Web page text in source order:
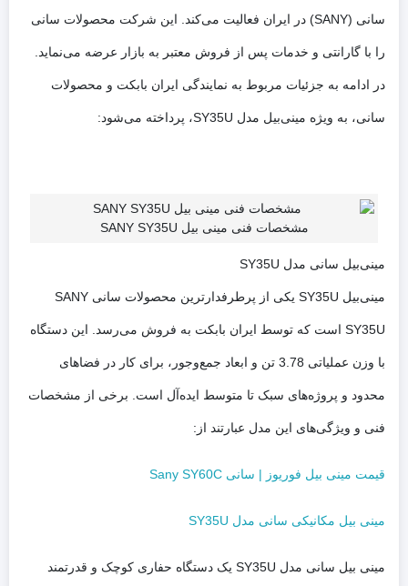
سانی (SANY) در ایران فعالیت می‌کند. این شرکت محصولات سانی
را با گارانتی و خدمات پس از فروش معتبر به بازار عرضه می‌نماید.
در ادامه به جزئیات مربوط به نمایندگی ایران بابکت و محصولات
سانی، به ویژه مینی‌بیل مدل SY35U، پرداخته می‌شود:
مشخصات فنی مینی بیل SANY SY35U
مینی‌بیل سانی مدل SY35U
مینی‌بیل SY35U یکی از پرطرفدارترین محصولات سانی SANY
SY35U است که توسط ایران بابکت به فروش می‌رسد. این دستگاه
با وزن عملیاتی 3.78 تن و ابعاد جمع‌وجور، برای کار در فضاهای
محدود و پروژه‌های سبک تا متوسط ایده‌آل است. برخی از مشخصات
فنی و ویژگی‌های این مدل عبارتند از:
قیمت مینی بیل فوریوز | سانی Sany SY60C
مینی بیل مکانیکی سانی مدل SY35U
مینی بیل سانی مدل SY35U یک دستگاه حفاری کوچک و قدرتمند